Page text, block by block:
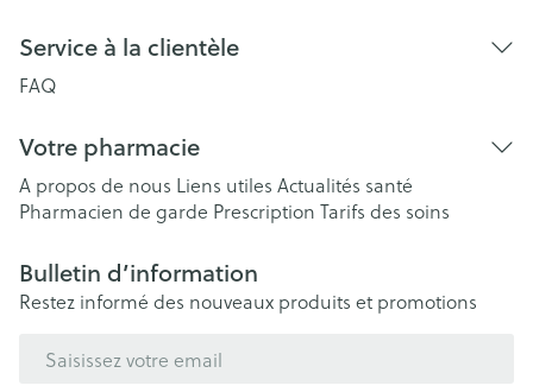
Service à la clientèle
FAQ
Votre pharmacie
A propos de nous Liens utiles Actualités santé
Pharmacien de garde Prescription Tarifs des soins
Bulletin d’information
Restez informé des nouveaux produits et promotions